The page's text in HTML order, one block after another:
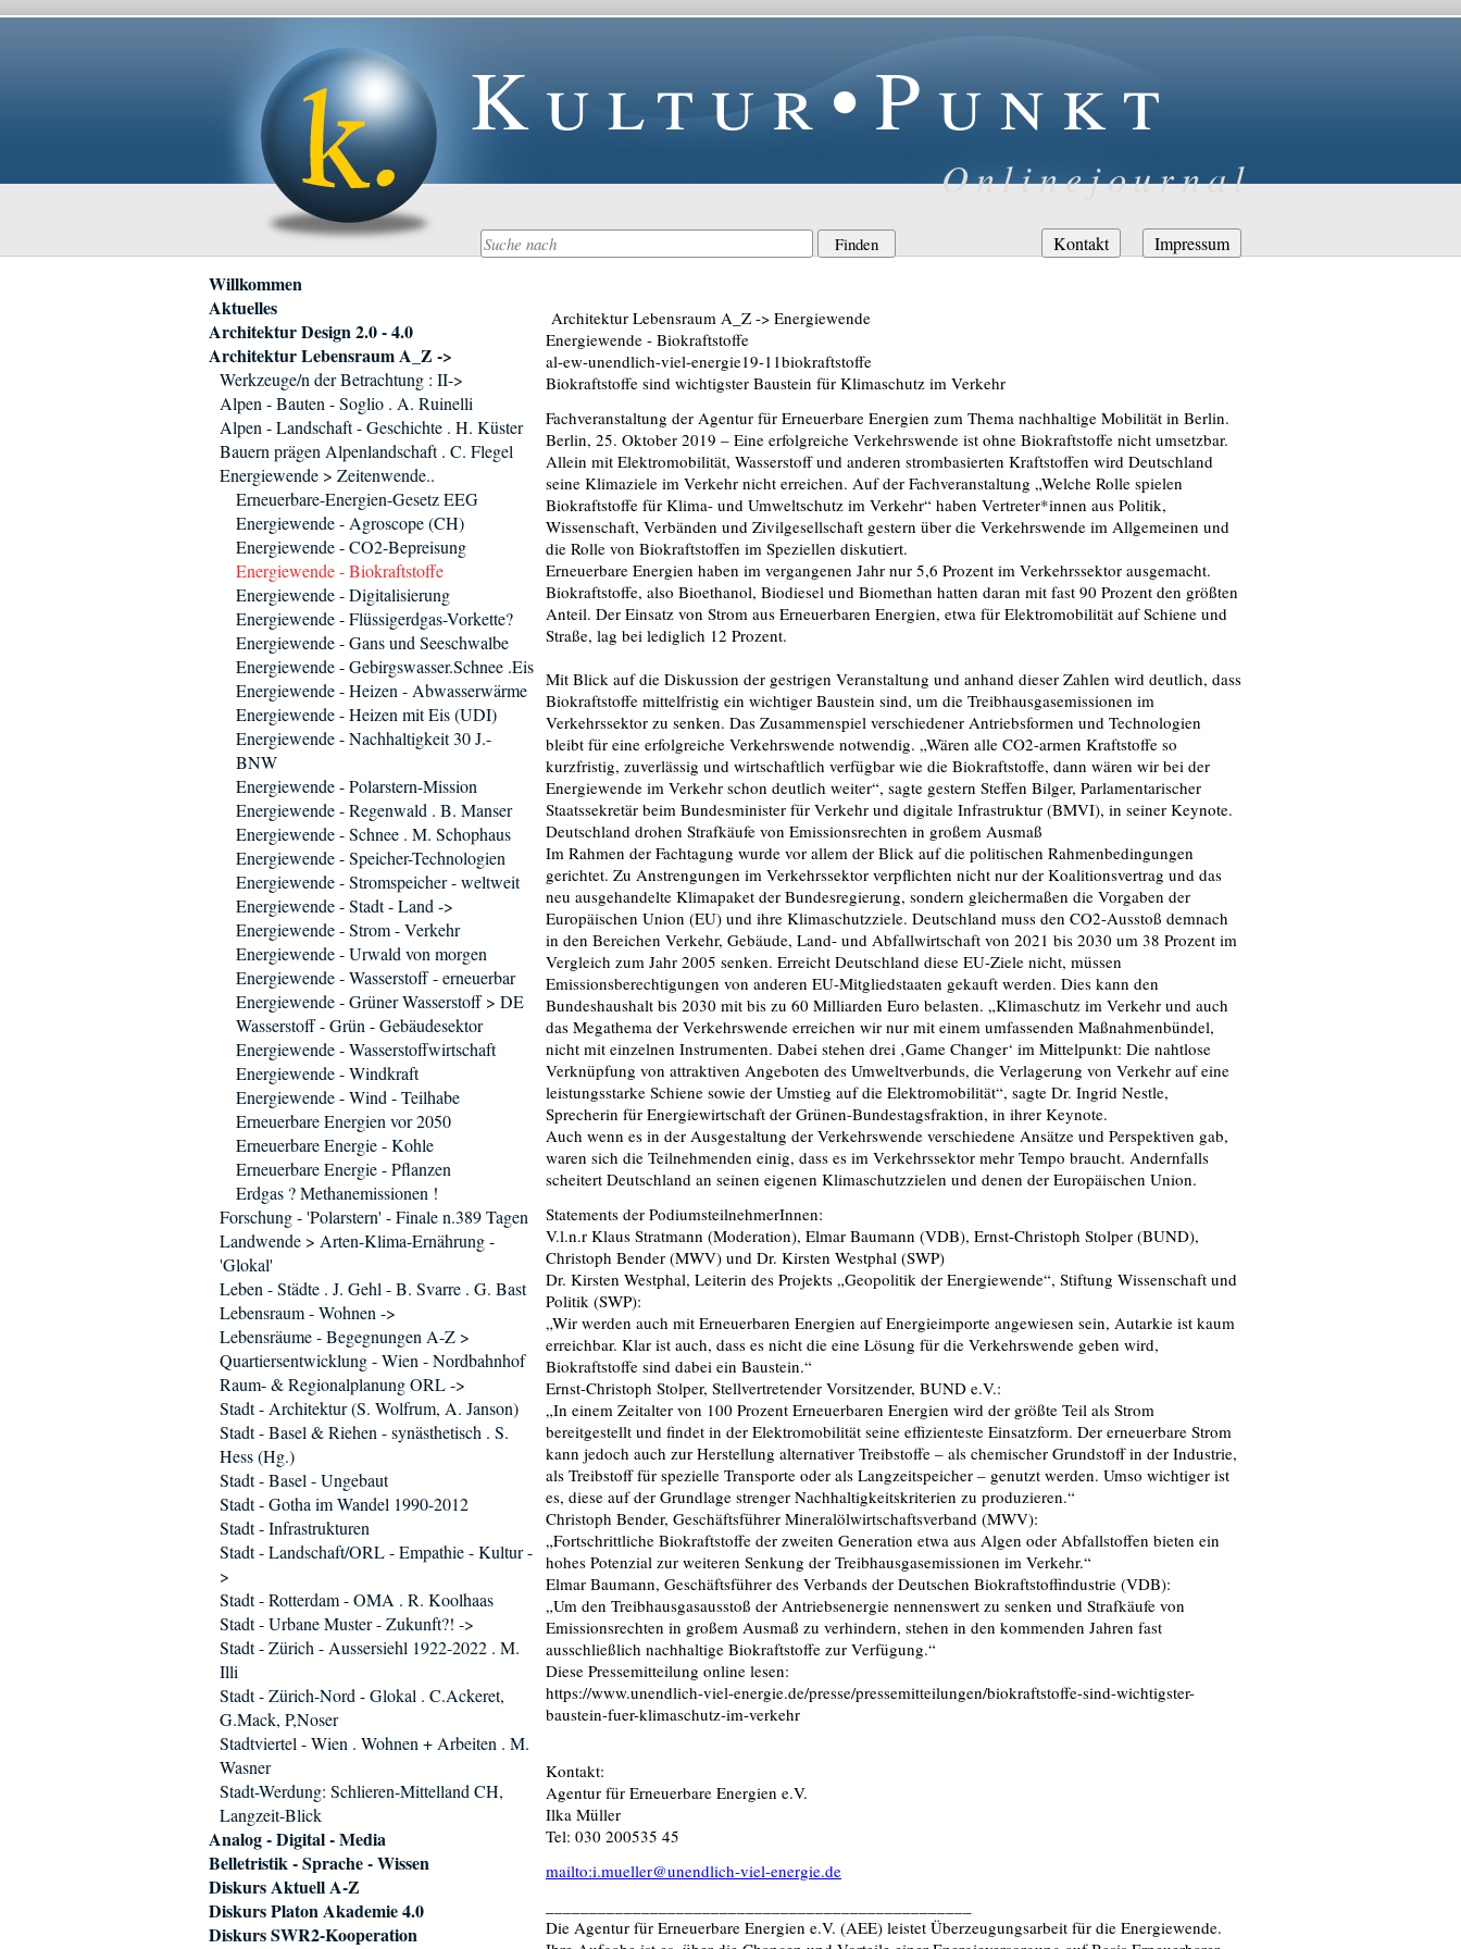
Kultur•Punkt
Onlinejournal
Navigation
überspringen
Kontakt Impressum
Architektur Lebensraum A_Z -> Energiewende
Energiewende - Biokraftstoffe
al-ew-unendlich-viel-energie19-11biokraftstoffe
Biokraftstoffe sind wichtigster Baustein für Klimaschutz im Verkehr
Fachveranstaltung der Agentur für Erneuerbare Energien zum Thema nachhaltige Mobilität in Berlin.
Berlin, 25. Oktober 2019 – Eine erfolgreiche Verkehrswende ist ohne Biokraftstoffe nicht umsetzbar.
Allein mit Elektromobilität, Wasserstoff und anderen strombasierten Kraftstoffen wird Deutschland
seine Klimaziele im Verkehr nicht erreichen. Auf der Fachveranstaltung „Welche Rolle spielen
Biokraftstoffe für Klima- und Umweltschutz im Verkehr“ haben Vertreter*innen aus Politik,
Wissenschaft, Verbänden und Zivilgesellschaft gestern über die Verkehrswende im Allgemeinen und
die Rolle von Biokraftstoffen im Speziellen diskutiert.
Erneuerbare Energien haben im vergangenen Jahr nur 5,6 Prozent im Verkehrssektor ausgemacht.
Biokraftstoffe, also Bioethanol, Biodiesel und Biomethan hatten daran mit fast 90 Prozent den größten
Anteil. Der Einsatz von Strom aus Erneuerbaren Energien, etwa für Elektromobilität auf Schiene und
Straße, lag bei lediglich 12 Prozent.
Mit Blick auf die Diskussion der gestrigen Veranstaltung und anhand dieser Zahlen wird deutlich, dass
Biokraftstoffe mittelfristig ein wichtiger Baustein sind, um die Treibhausgasemissionen im
Verkehrssektor zu senken. Das Zusammenspiel verschiedener Antriebsformen und Technologien
bleibt für eine erfolgreiche Verkehrswende notwendig. „Wären alle CO2-armen Kraftstoffe so
kurzfristig, zuverlässig und wirtschaftlich verfügbar wie die Biokraftstoffe, dann wären wir bei der
Energiewende im Verkehr schon deutlich weiter“, sagte gestern Steffen Bilger, Parlamentarischer
Staatssekretär beim Bundesminister für Verkehr und digitale Infrastruktur (BMVI), in seiner Keynote.
Deutschland drohen Strafkäufe von Emissionsrechten in großem Ausmaß
Im Rahmen der Fachtagung wurde vor allem der Blick auf die politischen Rahmenbedingungen
gerichtet. Zu Anstrengungen im Verkehrssektor verpflichten nicht nur der Koalitionsvertrag und das
neu ausgehandelte Klimapaket der Bundesregierung, sondern gleichermaßen die Vorgaben der
Europäischen Union (EU) und ihre Klimaschutzziele. Deutschland muss den CO2-Ausstoß demnach
in den Bereichen Verkehr, Gebäude, Land- und Abfallwirtschaft von 2021 bis 2030 um 38 Prozent im
Vergleich zum Jahr 2005 senken. Erreicht Deutschland diese EU-Ziele nicht, müssen
Emissionsberechtigungen von anderen EU-Mitgliedstaaten gekauft werden. Dies kann den
Bundeshaushalt bis 2030 mit bis zu 60 Milliarden Euro belasten. „Klimaschutz im Verkehr und auch
das Megathema der Verkehrswende erreichen wir nur mit einem umfassenden Maßnahmenbündel,
nicht mit einzelnen Instrumenten. Dabei stehen drei ‚Game Changer‘ im Mittelpunkt: Die nahtlose
Verknüpfung von attraktiven Angeboten des Umweltverbunds, die Verlagerung von Verkehr auf eine
leistungsstarke Schiene sowie der Umstieg auf die Elektromobilität“, sagte Dr. Ingrid Nestle,
Sprecherin für Energiewirtschaft der Grünen-Bundestagsfraktion, in ihrer Keynote.
Auch wenn es in der Ausgestaltung der Verkehrswende verschiedene Ansätze und Perspektiven gab,
waren sich die Teilnehmenden einig, dass es im Verkehrssektor mehr Tempo braucht. Andernfalls
scheitert Deutschland an seinen eigenen Klimaschutzzielen und denen der Europäischen Union.
Statements der PodiumsteilnehmerInnen:
V.l.n.r Klaus Stratmann (Moderation), Elmar Baumann (VDB), Ernst-Christoph Stolper (BUND),
Christoph Bender (MWV) und Dr. Kirsten Westphal (SWP)
Dr. Kirsten Westphal, Leiterin des Projekts „Geopolitik der Energiewende“, Stiftung Wissenschaft und
Politik (SWP):
„Wir werden auch mit Erneuerbaren Energien auf Energieimporte angewiesen sein, Autarkie ist kaum
erreichbar. Klar ist auch, dass es nicht die eine Lösung für die Verkehrswende geben wird,
Biokraftstoffe sind dabei ein Baustein.“
Ernst-Christoph Stolper, Stellvertretender Vorsitzender, BUND e.V.:
„In einem Zeitalter von 100 Prozent Erneuerbaren Energien wird der größte Teil als Strom
bereitgestellt und findet in der Elektromobilität seine effizienteste Einsatzform. Der erneuerbare Strom
kann jedoch auch zur Herstellung alternativer Treibstoffe – als chemischer Grundstoff in der Industrie,
als Treibstoff für spezielle Transporte oder als Langzeitspeicher – genutzt werden. Umso wichtiger ist
es, diese auf der Grundlage strenger Nachhaltigkeitskriterien zu produzieren.“
Christoph Bender, Geschäftsführer Mineralölwirtschaftsverband (MWV):
„Fortschrittliche Biokraftstoffe der zweiten Generation etwa aus Algen oder Abfallstoffen bieten ein
hohes Potenzial zur weiteren Senkung der Treibhausgasemissionen im Verkehr.“
Elmar Baumann, Geschäftsführer des Verbands der Deutschen Biokraftstoffindustrie (VDB):
„Um den Treibhausgasausstoß der Antriebsenergie nennenswert zu senken und Strafkäufe von
Emissionsrechten in großem Ausmaß zu verhindern, stehen in den kommenden Jahren fast
ausschließlich nachhaltige Biokraftstoffe zur Verfügung.“
Diese Pressemitteilung online lesen:
https://www.unendlich-viel-energie.de/presse/pressemitteilungen/biokraftstoffe-sind-wichtigster-
baustein-fuer-klimaschutz-im-verkehr
Kontakt:
Agentur für Erneuerbare Energien e.V.
Ilka Müller
Tel: 030 200535 45
mailto:i.mueller@unendlich-viel-energie.de
Die Agentur für Erneuerbare Energien e.V. (AEE) leistet Überzeugungsarbeit für die Energiewende.
Navigation
überspringen
Willkommen
Aktuelles
Architektur Design 2.0 - 4.0
Architektur Lebensraum A_Z ->
Werkzeuge/n der Betrachtung : II->
Alpen - Bauten - Soglio . A. Ruinelli
Alpen - Landschaft - Geschichte . H. Küster
Bauern prägen Alpenlandschaft . C. Flegel
Energiewende > Zeitenwende..
Erneuerbare-Energien-Gesetz EEG
Energiewende - Agroscope (CH)
Energiewende - CO2-Bepreisung
Energiewende - Biokraftstoffe
Energiewende - Digitalisierung
Energiewende - Flüssigerdgas-Vorkette?
Energiewende - Gans und Seeschwalbe
Energiewende - Gebirgswasser.Schnee .Eis
Energiewende - Heizen - Abwasserwärme
Energiewende - Heizen mit Eis (UDI)
Energiewende - Nachhaltigkeit 30 J.-
BNW
Energiewende - Polarstern-Mission
Energiewende - Regenwald . B. Manser
Energiewende - Schnee . M. Schophaus
Energiewende - Speicher-Technologien
Energiewende - Stromspeicher - weltweit
Energiewende - Stadt - Land ->
Energiewende - Strom - Verkehr
Energiewende - Urwald von morgen
Energiewende - Wasserstoff - erneuerbar
Energiewende - Grüner Wasserstoff > DE
Wasserstoff - Grün - Gebäudesektor
Energiewende - Wasserstoffwirtschaft
Energiewende - Windkraft
Energiewende - Wind - Teilhabe
Erneuerbare Energien vor 2050
Erneuerbare Energie - Kohle
Erneuerbare Energie - Pflanzen
Erdgas ? Methanemissionen !
Forschung - 'Polarstern' - Finale n.389 Tagen
Landwende > Arten-Klima-Ernährung -
'Glokal'
Leben - Städte . J. Gehl - B. Svarre . G. Bast
Lebensraum - Wohnen ->
Lebensräume - Begegnungen A-Z >
Quartiersentwicklung - Wien - Nordbahnhof
Raum- & Regionalplanung ORL ->
Stadt - Architektur (S. Wolfrum, A. Janson)
Stadt - Basel & Riehen - synästhetisch . S.
Hess (Hg.)
Stadt - Basel - Ungebaut
Stadt - Gotha im Wandel 1990-2012
Stadt - Infrastrukturen
Stadt - Landschaft/ORL - Empathie - Kultur -
>
Stadt - Rotterdam - OMA . R. Koolhaas
Stadt - Urbane Muster - Zukunft?! ->
Stadt - Zürich - Aussersiehl 1922-2022 . M.
Illi
Stadt - Zürich-Nord - Glokal . C.Ackeret,
G.Mack, P,Noser
Stadtviertel - Wien . Wohnen + Arbeiten . M.
Wasner
Stadt-Werdung: Schlieren-Mittelland CH,
Langzeit-Blick
Analog - Digital - Media
Belletristik - Sprache - Wissen
Diskurs Aktuell A-Z
Diskurs Platon Akademie 4.0
Diskurs SWR2-Kooperation